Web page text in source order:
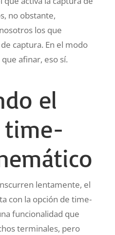
no obstante,
los que
captura. En el modo
que afinar, eso sí.
el
time-
lentamente, el
con la opción de time-
funcionalidad que
terminales, pero